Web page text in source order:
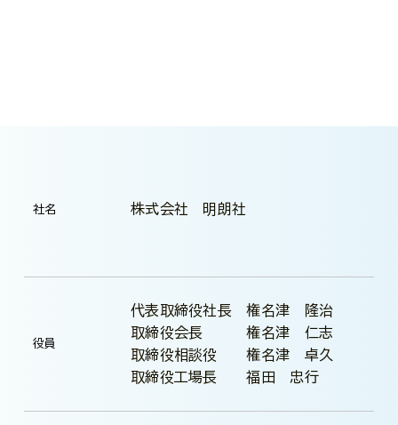
社名 株式会社 明朗社
役員
代表取締役社長 権名津 隆治
取締役会長 権名津 仁志
取締役相談役 権名津 卓久
取締役工場長 福田 忠行